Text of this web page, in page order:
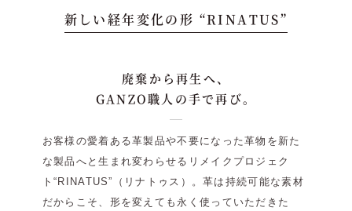
新しい経年変化の形 “RINATUS”
廃棄から再生へ、
GANZO職人の手で再び。
お客様の愛着ある革製品や不要になった革物を新た
な製品へと生まれ変わらせるリメイクプロジェク
ト“RINATUS”（リナトゥス）。革は持続可能な素材
だからこそ、形を変えても永く使っていただきた